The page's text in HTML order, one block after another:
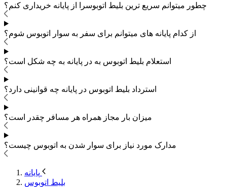
چطور میتوانم سریع ترین بلیط اتوبوسرا از پایانه خریداری کنم؟
از کدام پایانه های میتوانم برای سفر به سوار اتوبوس شوم؟
استعلام بلیط اتوبوس به در پایانه به چه شکل است؟
استرداد بلیط اتوبوس در پایانه چه قوانینی دارد؟
میزان بار مجاز همراه هر مسافر چقدر است؟
مدارک مورد نیاز برای سوار شدن به اتوبوس چیست؟
بلیط اتوبوس